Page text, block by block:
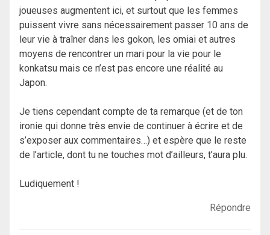
joueuses augmentent ici, et surtout que les femmes
puissent vivre sans nécessairement passer 10 ans de
leur vie à traîner dans les gokon, les omiai et autres
moyens de rencontrer un mari pour la vie pour le
konkatsu mais ce n’est pas encore une réalité au
Japon.
Je tiens cependant compte de ta remarque (et de ton
ironie qui donne très envie de continuer à écrire et de
s’exposer aux commentaires…) et espère que le reste
de l’article, dont tu ne touches mot d’ailleurs, t’aura plu.
Ludiquement !
Répondre